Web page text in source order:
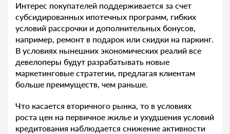
Интерес покупателей поддерживается за счет
субсидированных ипотечных программ, гибких
условий рассрочки и дополнительных бонусов,
например, ремонт в подарок или скидки на паркинг.
В условиях нынешних экономических реалий все
девелоперы будут разрабатывать новые
маркетинговые стратегии, предлагая клиентам
больше преимуществ, чем раньше.
Что касается вторичного рынка, то в условиях
роста цен на первичное жилье и ухудшения условий
кредитования наблюдается снижение активности